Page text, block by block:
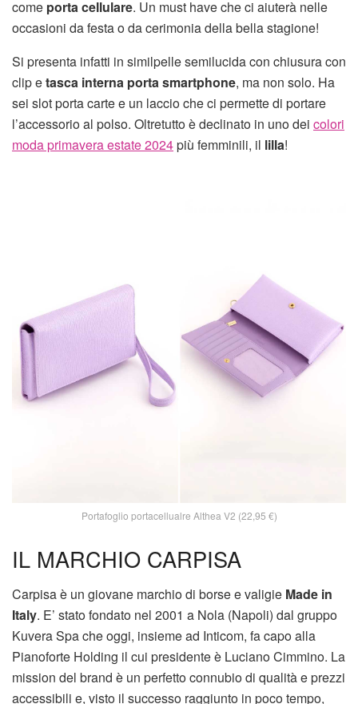
come porta cellulare. Un must have che ci aiuterà nelle
occasioni da festa o da cerimonia della bella stagione!
Si presenta infatti in similpelle semilucida con chiusura con
clip etasca interna porta smartphone, ma non solo. Ha
sei slot porta carte e un laccio che ci permette di portare
l’accessorio al polso. Oltretutto è declinato in uno dei colori
moda primavera estate 2024più femminili, il lilla!
Portafoglio portacellualre Althea V2 (22,95 €)
IL MARCHIO CARPISA
Carpisa è un giovane marchio di borse e valigie Made in
Italy. E’ stato fondato nel 2001 a Nola (Napoli) dal gruppo
Kuvera Spa che oggi, insieme ad Inticom, fa capo alla
Pianoforte Holding il cui presidente è Luciano Cimmino. La
mission del brand è un perfetto connubio di qualità e prezzi
accessibili e, visto il successo raggiunto in poco tempo,